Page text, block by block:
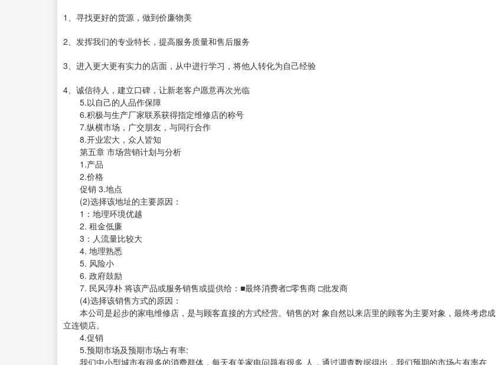
1、寻找更好的货源，做到价廉物美
2、发挥我们的专业特长，提高服务质量和售后服务
3、进入更大更有实力的店面，从中进行学习，将他人转化为自己经验
4、诚信待人，建立口碑，让新老客户愿意再次光临
5.以自己的人品作保障
6.积极与生产厂家联系获得指定维修店的称号
7.纵横市场，广交朋友，与同行合作
8.开业宏大，众人皆知
第五章 市场营销计划与分析
1.产品
2.价格
促销 3.地点
(2)选择该地址的主要原因：
1：地理环境优越
2. 租金低廉
3：人流量比较大
4. 地理熟悉
5. 风险小
6. 政府鼓励
7. 民风淳朴 将该产品或服务销售或提供给：■最终消费者□零售商 □批发商
(4)选择该销售方式的原因：
本公司是起步的家电维修店，是与顾客直接的方式经营。销售的对 象自然以来店里的顾客为主要对象，最终考虑成
立连锁店。
4.促销
5.预期市场及预期市场占有率:
我们中小型城市有很多的消费群体，每天有关家电问题有很多 人，通过调查数据得出，我们预期的市场占有率在